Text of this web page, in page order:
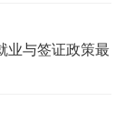
业与签证政策最